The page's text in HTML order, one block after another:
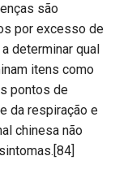
são
por excesso de
determinar qual
itens como
pontos de
da respiração e
chinesa não